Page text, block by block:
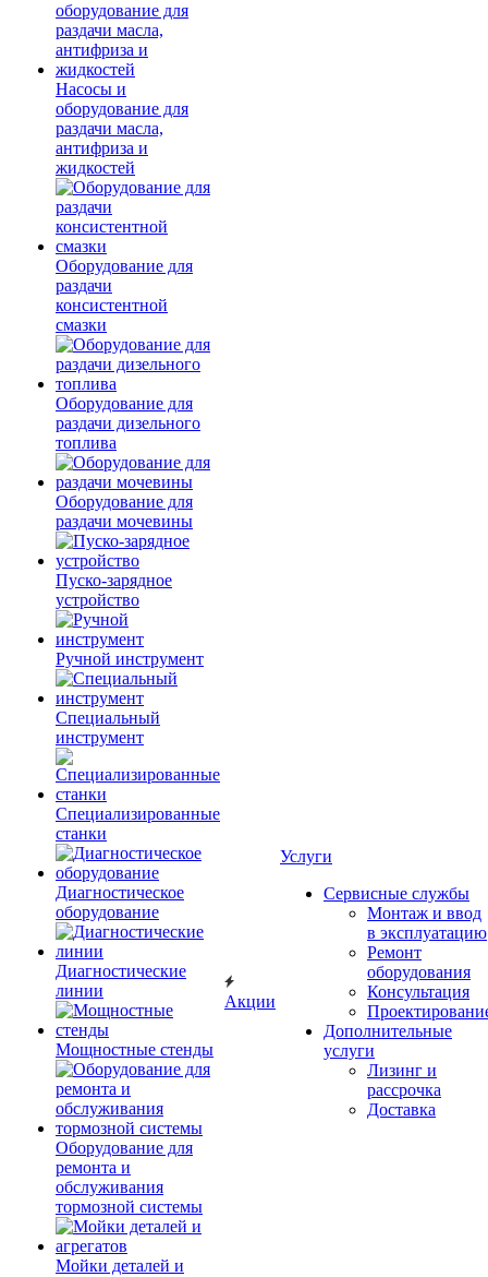
Насосы и
оборудование для
раздачи масла,
антифриза и
жидкостей
Оборудование для
раздачи
консистентной
смазки
Оборудование для
раздачи дизельного
топлива
Оборудование для
раздачи мочевины
Пуско-зарядное
устройство
Ручной инструмент
Специальный
инструмент
Специализированные
станки
Диагностическое
оборудование
Диагностические
линии
Мощностные стенды
Оборудование для
ремонта и
обслуживания
тормозной системы
Мойки деталей и
Акции
Услуги
Сервисные службы
Монтаж и ввод
в эксплуатацию
Ремонт
оборудования
Консультация
Дополнительные
услуги
Лизинг и
рассрочка
Доставка